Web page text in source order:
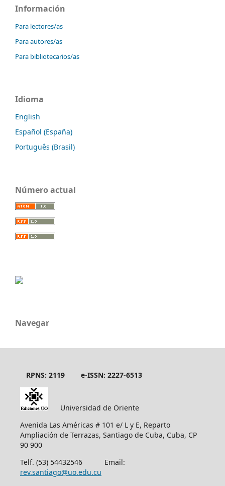
Información
Para lectores/as
Para autores/as
Para bibliotecarios/as
Idioma
English
Español (España)
Português (Brasil)
Número actual
Navegar
RPNS: 2119 e-ISSN: 2227-6513
Universidad de Oriente
Avenida Las Américas # 101 e/ L y E, Reparto
Ampliación de Terrazas, Santiago de Cuba, Cuba, CP
90 900
Telf. (53) 54432546 Email:
rev.santiago@uo.edu.cu